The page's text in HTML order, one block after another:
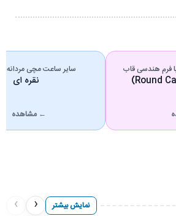
فرم هندسی قاب سایر ساعت مچی مردانه
نقره ای
← مشاهده
نمایش بیشتر ‹
›